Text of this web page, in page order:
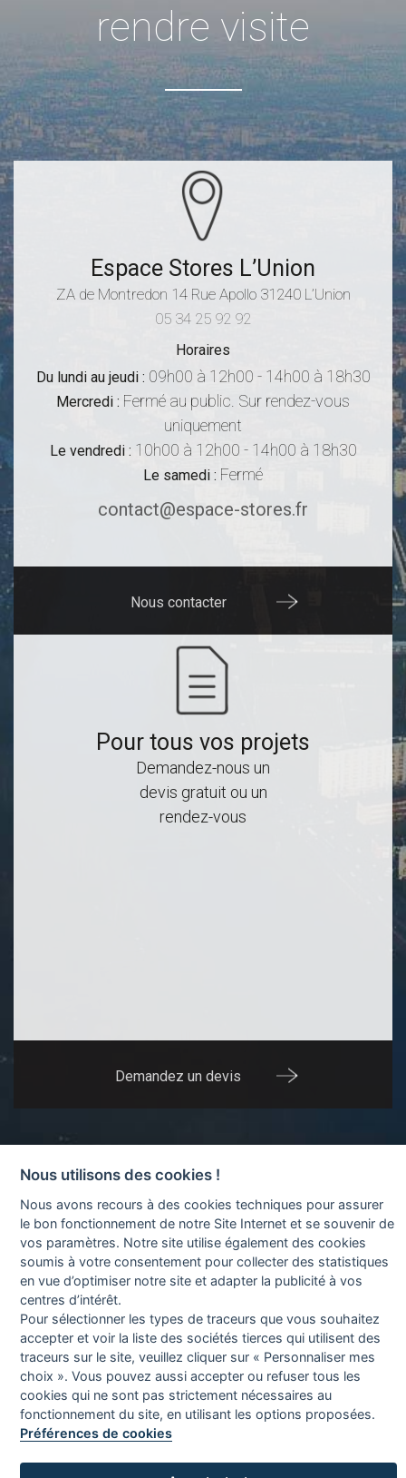
rendre visite
Espace Stores L’Union
ZA de Montredon 14 Rue Apollo 31240 L’Union
05 34 25 92 92
Horaires
Du lundi au jeudi : 09h00 à 12h00 - 14h00 à 18h30
Mercredi : Fermé au public. Sur rendez-vous
uniquement
Le vendredi : 10h00 à 12h00 - 14h00 à 18h30
Le samedi : Fermé
contact@espace-stores.fr
Nous contacter
Pour tous vos projets
Demandez-nous un
devis gratuit ou un
rendez-vous
Demandez un devis
Espace Stores - Tous droits réservés - Politique de
confidentialité
Mentions Légales - Recrutement
- Réalisé
avec ❤ par l' Agence web Lounce . Espace Stores, le spécialiste
des
stores fermetures , parasols et pergolas Toulouse
Nous utilisons des cookies !
Nous avons recours à des cookies techniques pour assurer
le bon fonctionnement de notre Site Internet et se souvenir de
vos paramètres. Notre site utilise également des cookies
soumis à votre consentement pour collecter des statistiques
en vue d’optimiser notre site et adapter la publicité à vos
centres d’intérêt.
Pour sélectionner les types de traceurs que vous souhaitez
accepter et voir la liste des sociétés tierces qui utilisent des
traceurs sur le site, veuillez cliquer sur « Personnaliser mes
choix ». Vous pouvez aussi accepter ou refuser tous les
cookies qui ne sont pas strictement nécessaires au
fonctionnement du site, en utilisant les options proposées.
Préférences de cookies